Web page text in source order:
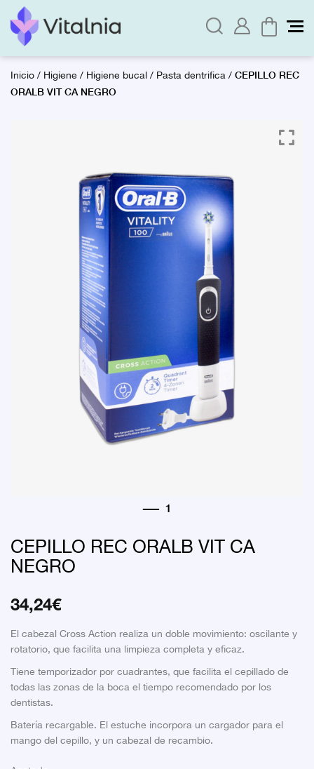
Inicio/ Higiene/ Higiene bucal/ Pasta dentrifica/ CEPILLO REC
ORALB VIT CA NEGRO
CEPILLO REC ORALB VIT CA
NEGRO
34,24€
El cabezal Cross Action realiza un doble movimiento: oscilante y
rotatorio, que facilita una limpieza completa y eficaz.
Tiene temporizador por cuadrantes, que facilita el cepillado de
todas las zonas de la boca el tiempo recomendado por los
dentistas.
Batería recargable. El estuche incorpora un cargador para el
mango del cepillo, y un cabezal de recambio.